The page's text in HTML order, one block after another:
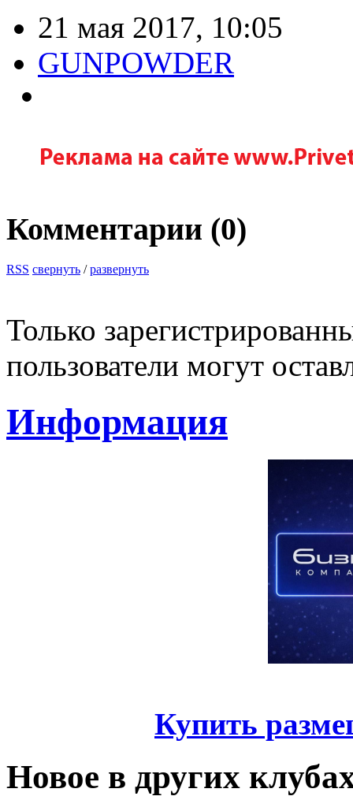
21 мая 2017, 10:05
GUNPOWDER
Комментарии (0)
RSS свернуть /развернуть
Только
пользователи могут
Информация
Купить
Новое в других